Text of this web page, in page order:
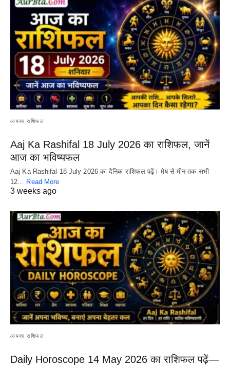
आपका राशिफल
Aaj Ka Rashifal 18 July 2026 का राशिफल, जानें
आज का भविष्यफल
Aaj Ka Rashifal 18 July 2026 का दैनिक राशिफल पढ़ें। मेष से मीन तक सभी
12… Read More
3 weeks ago
आपका राशिफल
Daily Horoscope 14 May 2026 का राशिफल पढ़ें—